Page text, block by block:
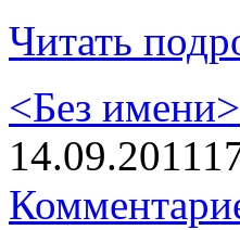
Читать
<Без имени>
14.09.2011